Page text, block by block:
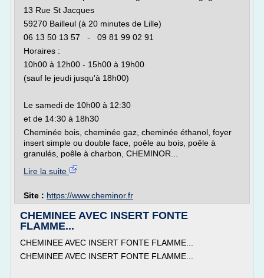
13 Rue St Jacques
59270 Bailleul (à 20 minutes de Lille)
06 13 50 13 57 - 09 81 99 02 91
Horaires :
10h00 à 12h00 - 15h00 à 19h00
(sauf le jeudi jusqu'à 18h00)
Le samedi de 10h00 à 12:30
et de 14:30 à 18h30
Cheminée bois, cheminée gaz, cheminée éthanol, foyer
insert simple ou double face, poêle au bois, poêle à
granulés, poêle à charbon, CHEMINOR...
Lire la suite
Site : https://www.cheminor.fr
CHEMINEE AVEC INSERT FONTE
FLAMME...
CHEMINEE AVEC INSERT FONTE FLAMME...
CHEMINEE AVEC INSERT FONTE FLAMME...